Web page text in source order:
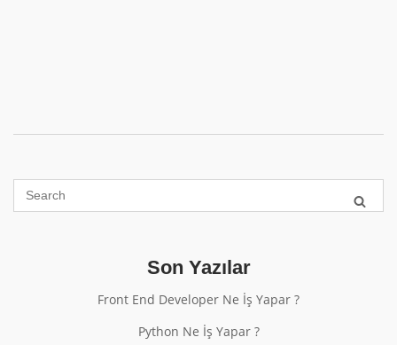
Son Yazılar
Front End Developer Ne İş Yapar ?
Python Ne İş Yapar ?